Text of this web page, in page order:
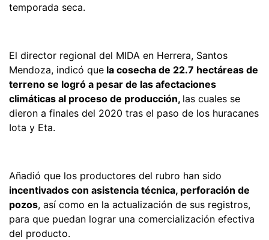
temporada seca.
El director regional del MIDA en Herrera, Santos
Mendoza, indicó que la cosecha de 22.7 hectáreas de
terreno se logró a pesar de las afectaciones
climáticas al proceso de producción, las cuales se
dieron a finales del 2020 tras el paso de los huracanes
Iota y Eta.
Añadió que los productores del rubro han sido
incentivados con asistencia técnica, perforación de
pozos, así como en la actualización de sus registros,
para que puedan lograr una comercialización efectiva
del producto.